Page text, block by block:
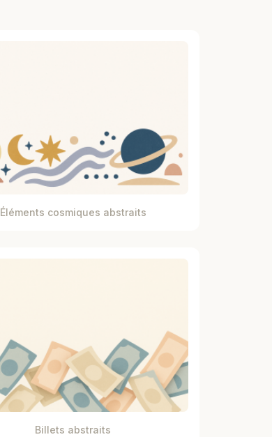
Éléments cosmiques abstraits
Billets abstraits